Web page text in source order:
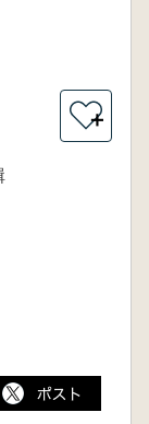
＋